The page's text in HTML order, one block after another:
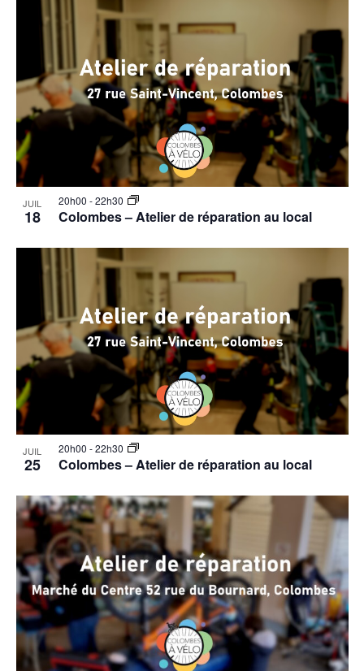
JUIL
18 Colombes – Atelier de réparation au local
20h00 -22h30
JUIL
25 Colombes – Atelier de réparation au local
20h00 -22h30